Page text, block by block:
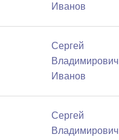
Иванов
Сергей
Владимирович
Иванов
Сергей
Владимирович